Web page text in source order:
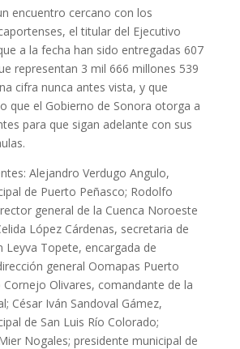
encuentro cercano con los
el titular del Ejecutivo
a la fecha han sido entregadas 607
representan 3 mil 666 millones 539
cifra nunca antes vista, y que
que el Gobierno de Sonora otorga a
para que sigan adelante con sus
Alejandro Verdugo Angulo,
de Puerto Peñasco; Rodolfo
general de la Cuenca Noroeste
López Cárdenas, secretaria de
Leyva Topete, encargada de
general Oomapas Puerto
Cornejo Olivares, comandante de la
César Iván Sandoval Gámez,
de San Luis Río Colorado;
Nogales; presidente municipal de